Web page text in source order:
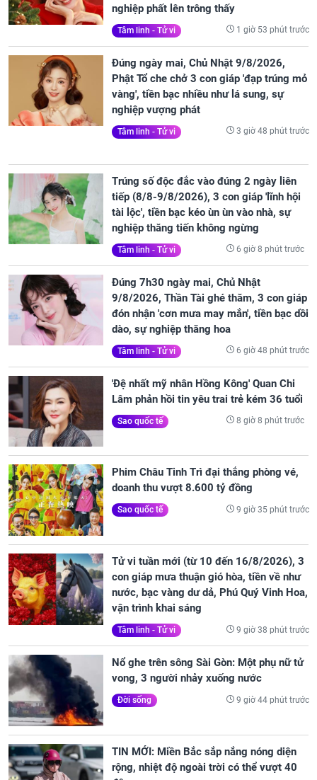
nghiệp phất lên trông thấy
Tâm linh - Tử vi 1 giờ 53 phút trước
Đúng ngày mai, Chủ Nhật 9/8/2026,
Phật Tổ che chở 3 con giáp 'đạp trúng mỏ
vàng', tiền bạc nhiều như lá sung, sự
nghiệp vượng phát
Tâm linh - Tử vi 3 giờ 48 phút trước
Trúng số độc đắc vào đúng 2 ngày liên
tiếp (8/8-9/8/2026), 3 con giáp 'lĩnh hội
tài lộc', tiền bạc kéo ùn ùn vào nhà, sự
nghiệp thăng tiến không ngừng
Tâm linh - Tử vi 6 giờ 8 phút trước
Đúng 7h30 ngày mai, Chủ Nhật
9/8/2026, Thần Tài ghé thăm, 3 con giáp
đón nhận 'cơn mưa may mắn', tiền bạc dồi
dào, sự nghiệp thăng hoa
Tâm linh - Tử vi 6 giờ 48 phút trước
'Đệ nhất mỹ nhân Hồng Kông' Quan Chi
Lâm phản hồi tin yêu trai trẻ kém 36 tuổi
Sao quốc tế 8 giờ 8 phút trước
Phim Châu Tinh Trì đại thắng phòng vé,
doanh thu vượt 8.600 tỷ đồng
Sao quốc tế 9 giờ 35 phút trước
Tử vi tuần mới (từ 10 đến 16/8/2026), 3
con giáp mưa thuận gió hòa, tiền về như
nước, bạc vàng dư dả, Phú Quý Vinh Hoa,
vận trình khai sáng
Tâm linh - Tử vi 9 giờ 38 phút trước
Nổ ghe trên sông Sài Gòn: Một phụ nữ tử
vong, 3 người nhảy xuống nước
Đời sống 9 giờ 44 phút trước
TIN MỚI: Miền Bắc sắp nắng nóng diện
rộng, nhiệt độ ngoài trời có thể vượt 40